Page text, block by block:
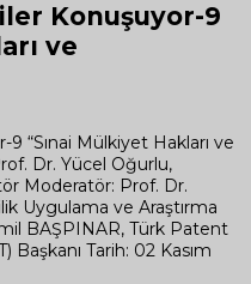
Konuşuyor-9
ve
“Sınai Mülkiyet Hakları ve
Dr. Yücel Oğurlu,
Moderatör: Prof. Dr.
Uygulama ve Araştırma
BAŞPINAR, Türk Patent
Tarih: 02 Kasım